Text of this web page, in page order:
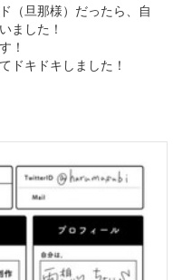
（旦那様）だったら、自
ました！
！
ドキドキしました！